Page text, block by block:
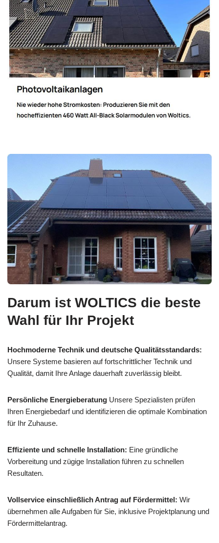
Darum ist WOLTICS die beste
Wahl für Ihr Projekt
Hochmoderne Technik und deutsche Qualitätsstandards:
Unsere Systeme basieren auf fortschrittlicher Technik und
Qualität, damit Ihre Anlage dauerhaft zuverlässig bleibt.
Persönliche Energieberatung Unsere Spezialisten prüfen
Ihren Energiebedarf und identifizieren die optimale Kombination
für Ihr Zuhause.
Effiziente und schnelle Installation: Eine gründliche
Vorbereitung und zügige Installation führen zu schnellen
Resultaten.
Vollservice einschließlich Antrag auf Fördermittel: Wir
übernehmen alle Aufgaben für Sie, inklusive Projektplanung und
Fördermittelantrag.